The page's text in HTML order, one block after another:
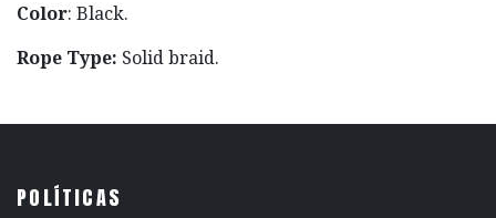
Color: Black.
Rope Type: Solid braid.
POLÍTICAS